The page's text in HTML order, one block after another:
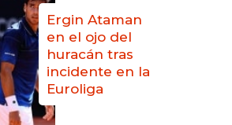
Ergin Ataman
en el ojo del
huracán tras
incidente en la
Euroliga